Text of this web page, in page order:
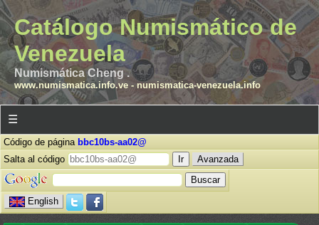
Catálogo Numismático de
Venezuela
Numismática Cheng .
www.numismatica.info.ve- numismatica-venezuela.info
☰
Código de página bbc10bs-aa02@
Salta al código
Avanzada
English